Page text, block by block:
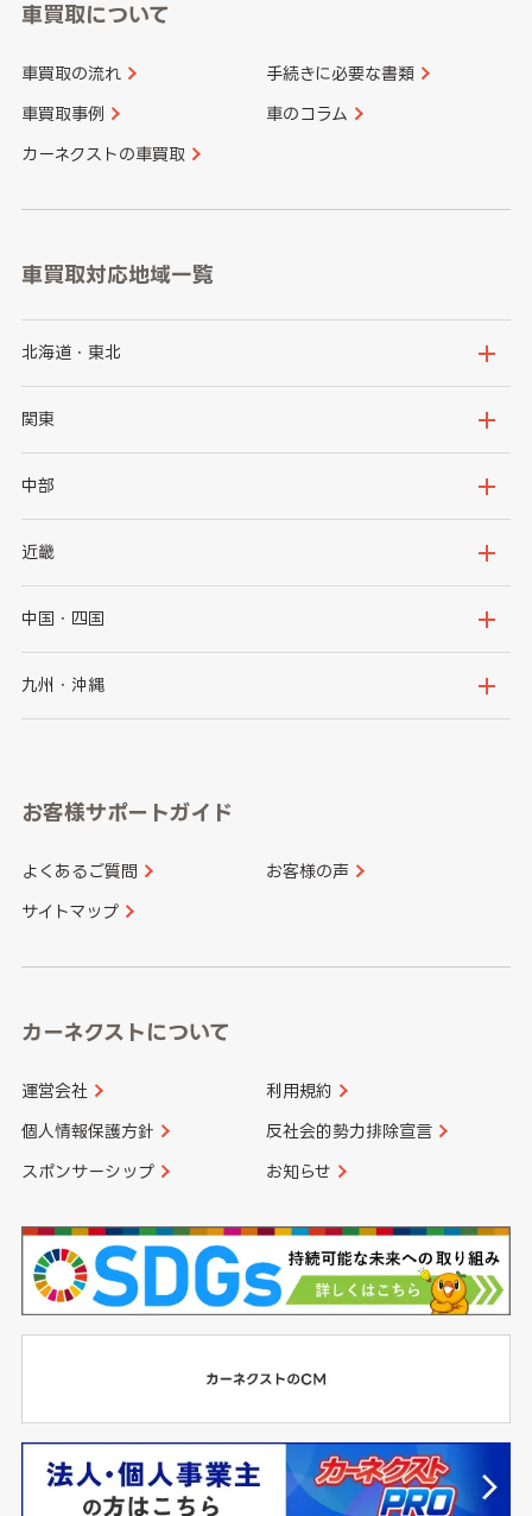
車買取について
車買取の流れ 手続きに必要な書類
車買取事例 車のコラム
カーネクストの車買取
車買取対応地域一覧
北海道・東北
北海道
岩手県
秋田県
関東
茨城県
群馬県
千葉県
神奈川県
中部
新潟県
石川県
山梨県
愛知県
近畿
大阪府
京都府
和歌山県
中国・四国
鳥取県
山口県
香川県 愛媛県
九州・沖縄
長崎県
大分県 宮崎県
お客様サポートガイド
よくあるご質問 お客様の声
サイトマップ
カーネクストについて
運営会社 利用規約
個人情報保護方針 反社会的勢力排除宣言
スポンサーシップ お知らせ